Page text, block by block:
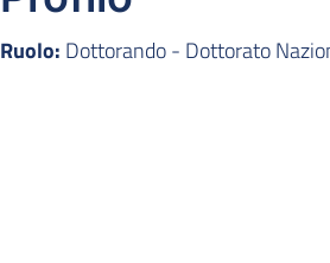
Ruolo: Dottorando - Dottorato